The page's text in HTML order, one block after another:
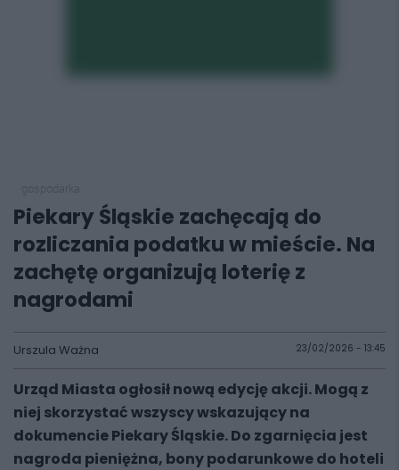
Piekary Śląskie zachęcają do
rozliczania podatku w mieście. Na
zachętę organizują loterię z
nagrodami
Urszula Ważna 23/02/2026 - 13:45
Urząd Miasta ogłosił nową edycję akcji. Mogą z
niej skorzystać wszyscy wskazujący na
dokumencie Piekary Śląskie. Do zgarnięcia jest
nagroda pieniężna, bony podarunkowe do hoteli